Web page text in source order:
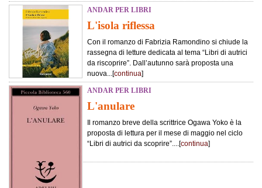
ANDAR PER LIBRI
L'isola riflessa
Con il romanzo di Fabrizia Ramondino si chiude la
rassegna di letture dedicata al tema “Libri di autrici
da riscoprire”. Dall’autunno sarà proposta una
nuova...[continua]
ANDAR PER LIBRI
L'anulare
Il romanzo breve della scrittrice Ogawa Yoko è la
proposta di lettura per il mese di maggio nel ciclo
“Libri di autrici da scoprire”....[continua]